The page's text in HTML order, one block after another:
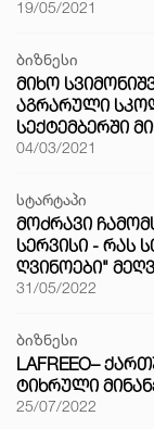
19/05/2021
ბიზნესი
ᲛᲘᲮᲝ
ᲐᲒᲠᲐᲠᲣᲚᲘ
ᲡᲔᲥᲢᲔᲛᲑᲔᲠᲨᲘ
04/03/2021
სტარტაპი
ᲛᲝᲫᲠᲐᲕᲘ
ᲡᲔᲠᲕᲘᲡᲘ - ᲠᲐᲡ
ᲦᲕᲘᲜᲝᲔᲑᲘ"
31/05/2022
ბიზნესი
LAFREEO–
ᲢᲘᲮᲠᲣᲚᲘ
25/07/2022